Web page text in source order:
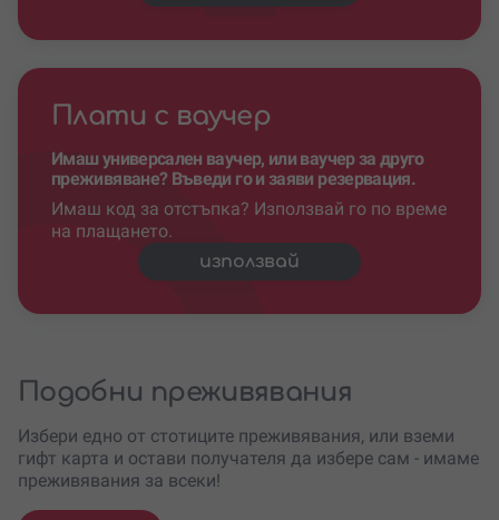
Плати с ваучер
Имаш универсален ваучер, или ваучер за друго
преживяване? Въведи го и заяви резервация.
Имаш код за отстъпка? Използвай го по време
на плащането.
използвай
Подобни преживявания
Избери едно от стотиците преживявания, или вземи
гифт карта и остави получателя да избере сам - имаме
преживявания за всеки!